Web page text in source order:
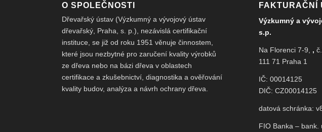
O SPOLEČNOSTI
Dřevařský ústav (Výzkumný a vývojový ústav
dřevařský, Praha, s. p.), nezávislá certifikační
instituce, se již od roku 1951 věnuje činnostem,
které jsou nezbytné pro zaručení kvality výrobků
ze dřeva nebo na bázi dřeva v oblastech
certifikace a zkušebnictví, diagnostika a ověřování
kvality budov, analýza a návrh ochrany dřeva.
FAKTURAČNÍ
Výzkumný a
s.p.
Na Florenci 7-9, ,
111 71 Praha 1
IČ: 00014125
DIČ: CZ00014125
datová schránka:
FIO Banka –